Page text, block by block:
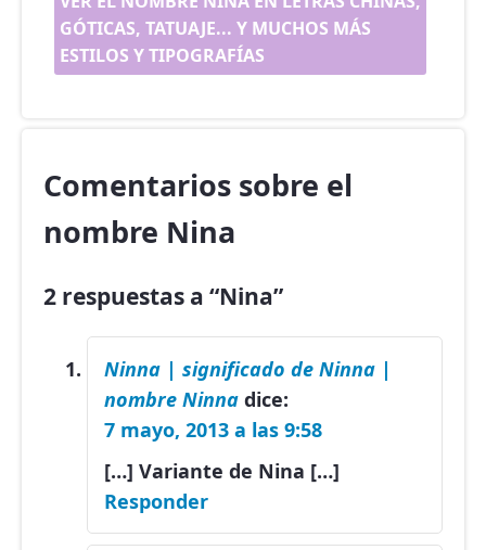
GÓTICAS, TATUAJE... Y MUCHOS MÁS
ESTILOS Y TIPOGRAFÍAS
Comentarios sobre el
nombre Nina
2 respuestas a “Nina”
Ninna | significado de Ninna |
nombre Ninna dice:
7 mayo, 2013 a las 9:58
[…] Variante de Nina […]
Responder